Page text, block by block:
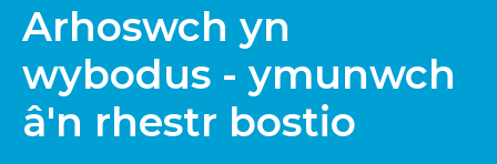
Arhoswch yn
wybodus - ymunwch
â'n rhestr bostio